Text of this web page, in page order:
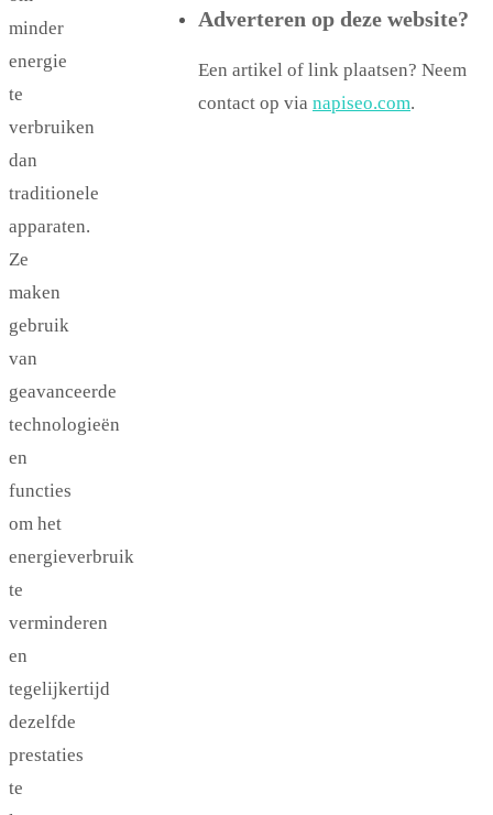
minder
energie
te
verbruiken
dan
traditionele
apparaten.
Ze
maken
gebruik
van
geavanceerde
technologieën
en
functies
om het
energieverbruik
te
verminderen
en
tegelijkertijd
dezelfde
prestaties
te
Adverteren op deze website?
Een artikel of link plaatsen? Neem
contact op via napiseo.com.